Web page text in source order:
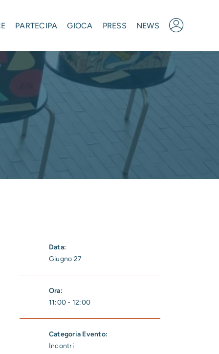
PARTECIPA GIOCA PRESS NEWS
Data:
Giugno 27
Ora:
11:00 - 12:00
Categoria Evento:
Incontri